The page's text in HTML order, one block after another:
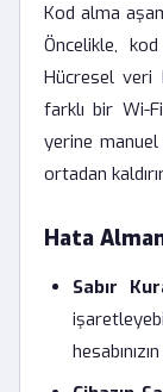
Kod alma
Öncelikle,
Hücresel veri
farklı bir Wi-
yerine
ortadan
Hata
Sabır